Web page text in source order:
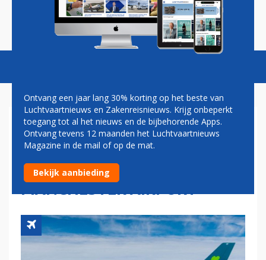
Magazine Podcasts Vacatures
AER LINGUS STOPT MET
UITVOEREN VAN VERRE
VLUCHTEN VANAF
MANCHESTER AIRPORT
Ontvang een jaar lang 30% korting op het beste van
Luchtvaartnieuws en Zakenreisnieuws. Krijg onbeperkt
toegang tot al het nieuws en de bijbehorende Apps.
Ontvang tevens 12 maanden het Luchtvaartnieuws
Magazine in de mail of op de mat.
Bekijk aanbieding